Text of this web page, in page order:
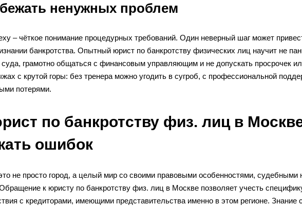
ненужных проблем
– чёткое понимание процедурных требований. Один неверный шаг может
банкротства. Опытный юрист по банкротству физических лиц научит не
суда, грамотно общаться с финансовым управляющим и не допускать просрочек
с крутой горы: без тренера можно угодить в сугроб, с профессиональной
потерями.
по банкротству физ. лиц в
ошибок
не просто город, а целый мир со своими правовыми особенностями,
к юристу по банкротству физ. лиц в Москве позволяет учесть
с кредиторами, имеющими представительства именно в этом регионе. Знание